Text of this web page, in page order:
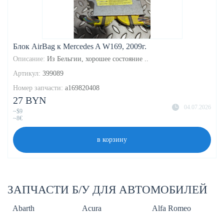
Блок AirBag к Mercedes A W169, 2009г.
Описание: Из Бельгии, хорошее состояние ..
Артикул: 399089
Номер запчасти: a169820408
04.07.2026
27 BYN
~$9
~8€
в корзину
ЗАПЧАСТИ Б/У ДЛЯ АВТОМОБИЛЕЙ
Abarth Acura
Alfa Romeo